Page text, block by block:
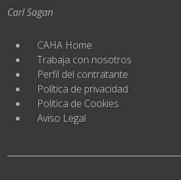
Carl Sagan
CAHA Home
Trabaja con nosotros
Perfil del contratante
Política de privacidad
Política de Cookies
Aviso Legal